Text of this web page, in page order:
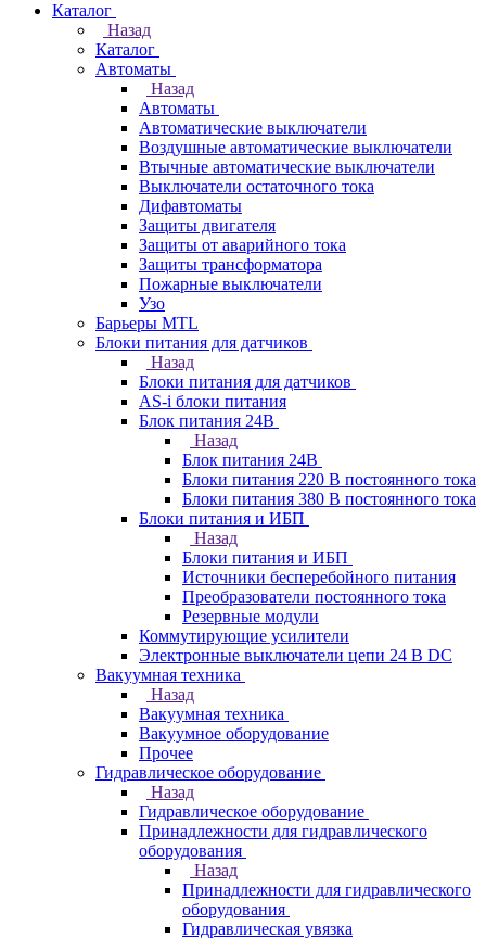
Каталог
Назад
Каталог
Автоматы
Назад
Автоматы
Автоматические выключатели
Воздушные автоматические выключатели
Втычные автоматические выключатели
Выключатели остаточного тока
Дифавтоматы
Защиты двигателя
Защиты от аварийного тока
Защиты трансформатора
Пожарные выключатели
Узо
Барьеры MTL
Блоки питания для датчиков
Назад
Блоки питания для датчиков
AS-i блоки питания
Блок питания 24В
Назад
Блок питания 24В
Блоки питания 220 В постоянного тока
Блоки питания 380 В постоянного тока
Блоки питания и ИБП
Назад
Блоки питания и ИБП
Источники бесперебойного питания
Преобразователи постоянного тока
Резервные модули
Коммутирующие усилители
Электронные выключатели цепи 24 В DC
Вакуумная техника
Назад
Вакуумная техника
Вакуумное оборудование
Прочее
Гидравлическое оборудование
Назад
Гидравлическое оборудование
Принадлежности для гидравлического
оборудования
Назад
Принадлежности для гидравлического
оборудования
Гидравлическая увязка